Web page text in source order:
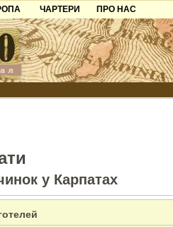
ЧАРТЕРИ
ПРО НАС
Контакти
Партнерам
Додати готель
у Карпатах